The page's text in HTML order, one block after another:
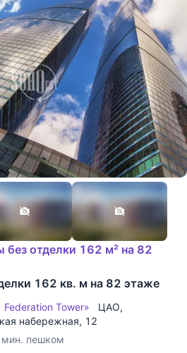
без отделки 162 м² на 82
162 кв. м на 82 этаже
Tower» ЦАО,
набережная, 12
мин. пешком